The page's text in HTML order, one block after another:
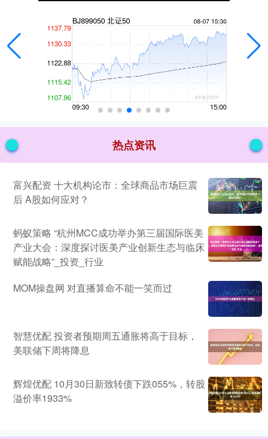
热点资讯
富兴配资 十大机构论市：全球商品市场巨震
后 A股如何应对？
蚂蚁策略 “杭州MCC成功举办第三届国际医美
产业大会：深度探讨医美产业创新生态与临床
赋能战略”_投资_行业
MOM操盘网 对直播算命不能一笑而过
智慧优配 投资者预期周五通胀将高于目标，
美联储下周将降息
辉煌优配 10月30日新致转债下跌055%，转股
溢价率1933%